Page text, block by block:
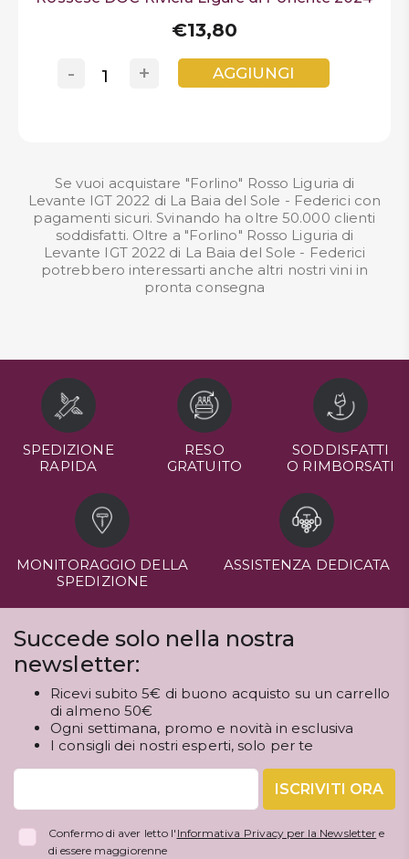
€13,80
+
- AGGIUNGI
Se vuoi acquistare "Forlino" Rosso Liguria di
Levante IGT 2022 di La Baia del Sole - Federici con
pagamenti sicuri. Svinando ha oltre 50.000 clienti
soddisfatti. Oltre a "Forlino" Rosso Liguria di
Levante IGT 2022 di La Baia del Sole - Federici
potrebbero interessarti anche altri nostrivini in
pronta consegna
SPEDIZIONE
RAPIDA
RESO
GRATUITO
SODDISFATTI
O RIMBORSATI
MONITORAGGIO DELLA
SPEDIZIONE
ASSISTENZA DEDICATA
Succede solo nella nostra
newsletter:
Ricevi subito 5€ di buono acquisto su un carrello
di almeno 50€
Ogni settimana, promo e novità in esclusiva
I consigli dei nostri esperti, solo per te
ISCRIVITI ORA
Confermo di aver letto l' Informativa Privacy per la Newsletter e
di essere maggiorenne